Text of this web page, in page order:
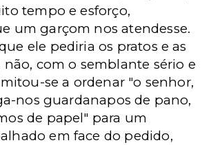
tempo e esforço,
um garçom nos atendesse.
ele pediria os pratos e as
não, com o semblante sério e
se a ordenar "o senhor,
nos guardanapos de pano,
de papel" para um
em face do pedido,